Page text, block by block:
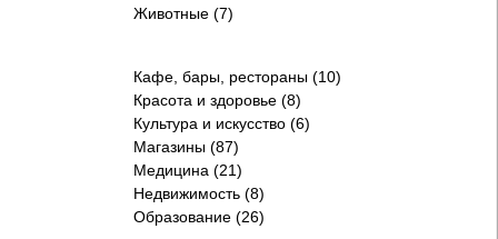
Животные (7)
Кафе, бары, рестораны (10)
Красота и здоровье (8)
Культура и искусство (6)
Магазины (87)
Медицина (21)
Недвижимость (8)
Образование (26)